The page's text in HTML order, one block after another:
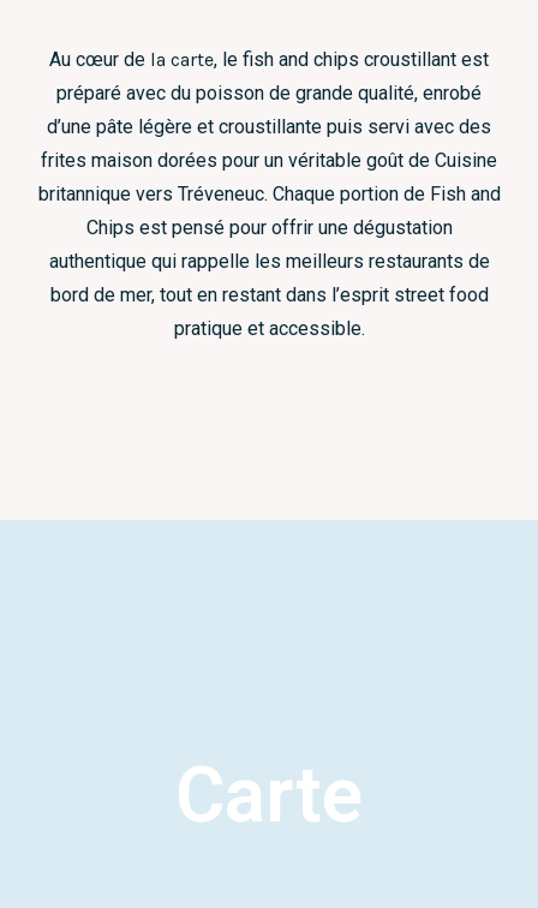
Au cœur de la carte, le fish and chips croustillant est
préparé avec du poisson de grande qualité, enrobé
d’une pâte légère et croustillante puis servi avec des
frites maison dorées pour un véritable goût de Cuisine
britannique vers Tréveneuc. Chaque portion de Fish and
Chips est pensé pour offrir une dégustation
authentique qui rappelle les meilleurs restaurants de
bord de mer, tout en restant dans l’esprit street food
pratique et accessible.
Carte